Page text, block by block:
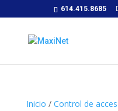
614.415.8685
Inicio / Control de